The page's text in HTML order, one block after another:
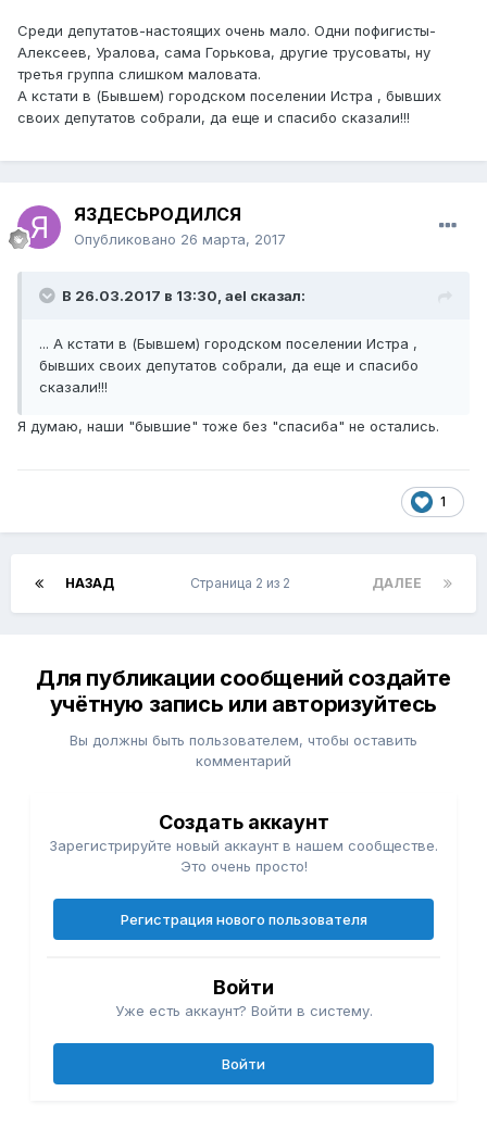
Среди депутатов-настоящих очень мало. Одни пофигисты-
Алексеев, Уралова, сама Горькова, другие трусоваты, ну
третья группа слишком маловата.
А кстати в (Бывшем) городском поселении Истра , бывших
своих депутатов собрали, да еще и спасибо сказали!!!
ЯЗДЕСЬРОДИЛСЯ
Опубликовано 26 марта, 2017
В 26.03.2017 в 13:30, аel сказал:
... А кстати в (Бывшем) городском поселении Истра ,
бывших своих депутатов собрали, да еще и спасибо
сказали!!!
Я думаю, наши "бывшие" тоже без "спасиба" не остались.
1
НАЗАД ДАЛЕЕ
Страница 2 из 2
Для публикации сообщений создайте
учётную запись или авторизуйтесь
Вы должны быть пользователем, чтобы оставить
комментарий
Создать аккаунт
Зарегистрируйте новый аккаунт в нашем сообществе.
Это очень просто!
Регистрация нового пользователя
Войти
Уже есть аккаунт? Войти в систему.
Войти